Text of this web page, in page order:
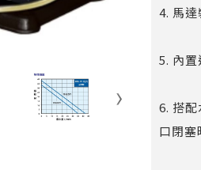
4. 馬
5. 內置
6. 搭
口閉塞